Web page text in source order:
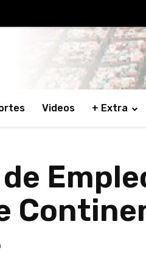
Videos + Extra